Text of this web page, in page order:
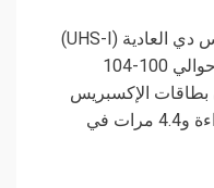
بالمقارنة، فإن بطاقات مايكرو إس دي العادية (UHS-I)
تقدم سرعات قراءة قصوى تبلغ حوالي 100-104
بطاقات الإكسبريس
أسرع بحوالي 8.8 مرات في القراءة و4.4 مرات في